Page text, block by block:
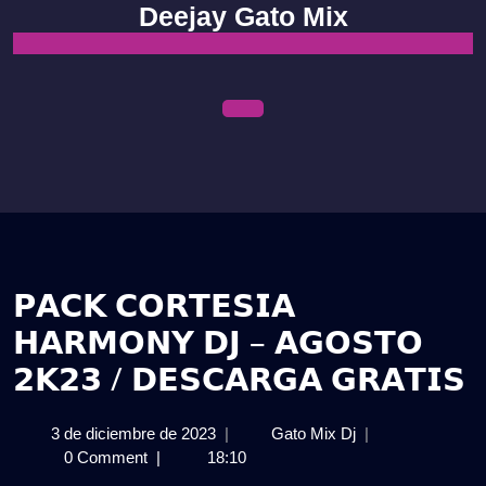
content
Deejay Gato Mix
𝗣𝗔𝗖𝗞 𝗖𝗢𝗥𝗧𝗘𝗦𝗜𝗔
𝗛𝗔𝗥𝗠𝗢𝗡𝗬 𝗗𝗝 – 𝗔𝗚𝗢𝗦𝗧𝗢
𝟮𝗞𝟮𝟯 / 𝗗𝗘𝗦𝗖𝗔𝗥𝗚𝗔 𝗚𝗥𝗔𝗧𝗜𝗦
3 de diciembre de 20233
de
| Gato Mix Dj𝗣𝗔𝗖𝗞
|
0 Comment | 18:10